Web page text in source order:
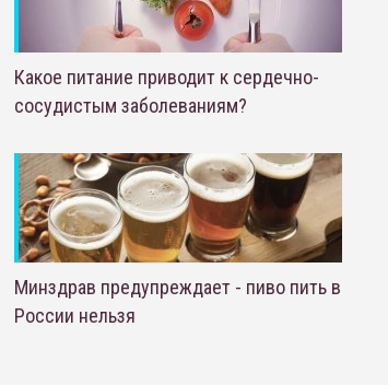
Какое питание приводит к сердечно-
сосудистым заболеваниям?
Минздрав предупреждает - пиво пить в
России нельзя